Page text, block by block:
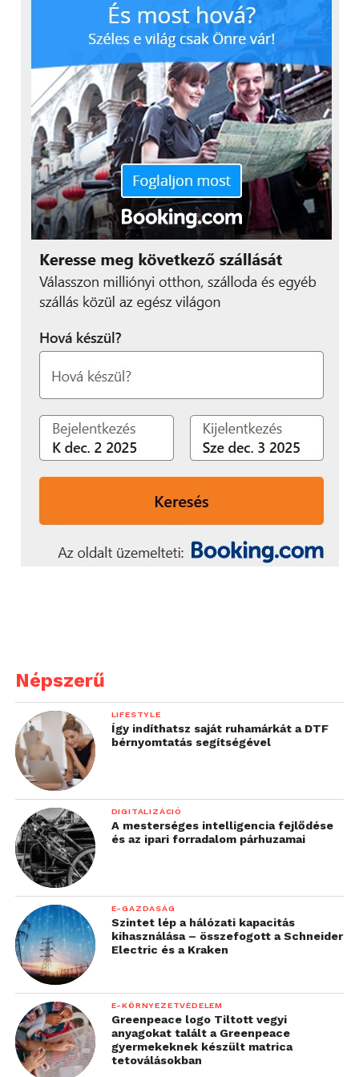
„A PV5 újradefiniálja azt,
amit az ügyfelek és az
utasok egy elektromos
kishaszonjárműtől
elvárhatnak: maximális
rugalmasságot kínál,
miközben minden
fedélzeten utazó
számára magas szintű
kényelmet és tágas teret
biztosít.”
Kereskedelmi és magáncélú
használatra egyaránt tervezve
formavilágot kapott, amelyet karakteres
dizájnelemek és letisztult, modern megjelenés
jellemez. A szoftverközpontú architektúra támogatja
valamint a flottakezelő rendszerekkel való
zökkenőmentes integrációt, ami különösen előnyös
Az intuitív digitális vezetői környezet
fejlesztésű alkalmazásökoszisztémához is
hozzáférhetnek.
A futóművet és a menetdinamikát a lehető
legmagasabb szintű komfort érdekében hangolták.
A továbbfejlesztett zajszigetelés, a csökkentett
úthibákból eredő rezgések és a finomhangolt
futómű hozzájárulnak a kellemes utazási
élményhez. A kategóriaelső, mindössze 5,5 méteres
fordulókör kiváló manőverezhetőséget biztosít
városi környezetben, míg az optimalizált
kormányzási és áttételi arányok csökkentik a vezető
terhelését és fáradtságát.
A modell emellett kategóriaelső fejlett
vezetéstámogató rendszercsomaggal is rendelkezik,
amely tovább növeli a biztonságot és a kényelmet a
mindennapi használat során.
PV5 MY2027 frissítések
Népszerű
LIFESTYLE
Így indíthatsz saját ruhamárkát a DTF
bérnyomtatás segítségével
DIGITALIZÁCIÓ
A mesterséges intelligencia fejlődése
és az ipari forradalom párhuzamai
E-GAZDASÁG
Szintet lép a hálózati kapacitás
kihasználása – összefogott a Schneider
Electric és a Kraken
E-KÖRNYEZETVÉDELEM
Greenpeace logo Tiltott vegyi
anyagokat talált a Greenpeace
gyermekeknek készült matrica
tetoválásokban